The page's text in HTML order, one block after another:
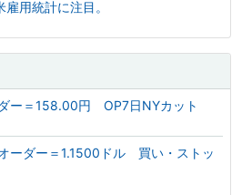
用統計に注目。
ダー＝158.00円 OP7日NYカット
ーダー＝1.1500ドル 買い・ストッ